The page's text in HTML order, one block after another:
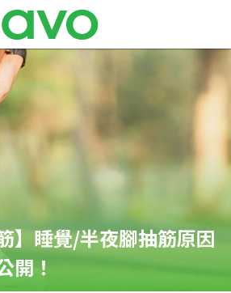
】睡覺/半夜腳抽筋原因
開！